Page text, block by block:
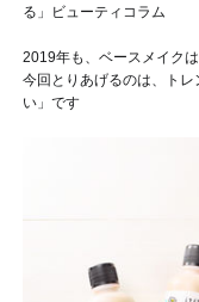
る」ビューティコラム
2019年も、ベースメイク
今回とりあげるのは、ト
い」です